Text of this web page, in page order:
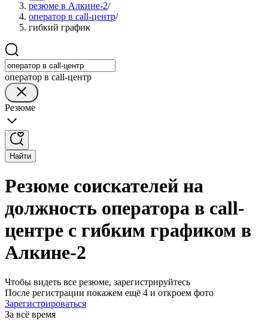
резюме в Алкине-2/
оператор в call-центр/
гибкий график
оператор в call-центр
Резюме
Найти
Резюме соискателей на
должность оператора в call-
центре с гибким графиком в
Алкине-2
Чтобы видеть все резюме, зарегистрируйтесь
После регистрации покажем ещё 4 и откроем фото
Зарегистрироваться
За всё время